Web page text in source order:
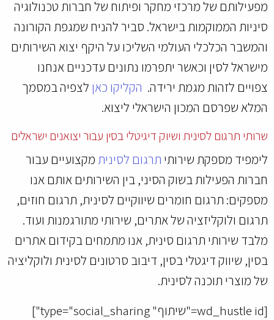
מפעילותם של מרכזי מחקר ופיתוח של חברות טכנולוגיה
סיניות הממוקמות בישראל. סביר להניח שמגפת הקורונה
והמשבר הכלכלי העולמי השליכו על היקף יצוא השירותים
מישראל לסין וכאשר יתפרמו נתונים עדכניים אנחנו
צפויים לזהות מגמת ירידה. הקליקו כאן לצפיה במסמך
המלא שפרסם המכון הישראלי ליצוא.
שרותי תרגום לסינית ושיוק דיגיטלי בסין עבור יצואנים ישראלים
לימפיד מספקת שירותי תרגום לסיניתמקצועיים עבור
חברות הפעילות בשוק הסיני, בין השירותים אותם אנו
מספקים: תרגום חומרים שיווקיים לסינית, תרגום חוזים,
תרגום ולוקליזציה של אתרים, שירותי מתורגמנות ועוד.
מלבד שירותי תרגום סינית, אנו מתמחים בקידום אתרים
בסין, שיווק דיגטלי בסין, דיבוב סרטונים לסינית ולוקליציה
של מוצרי תוכנה לסינית.
[wd_hustle id="שיתוף" type="social_sharing"]